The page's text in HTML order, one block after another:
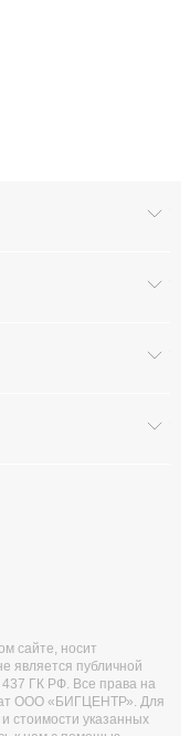
сайте, носит
является публичной
ГК РФ. Все права на
ООО «БИГЦЕНТР». Для
стоимости указанных